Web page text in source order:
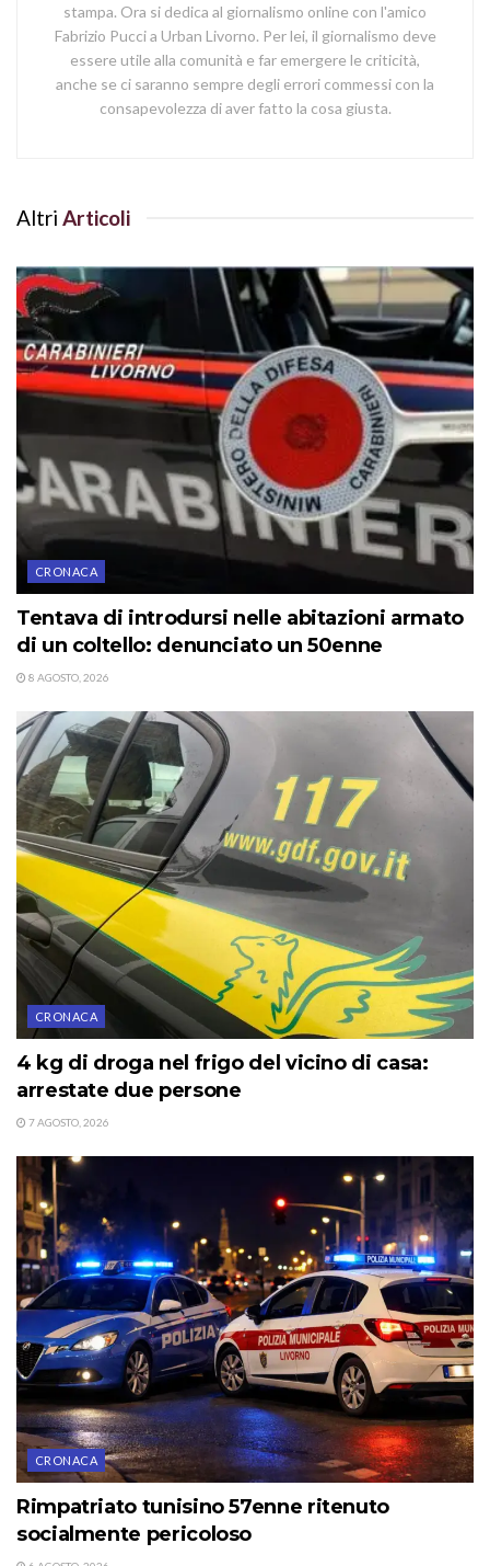
stampa. Ora si dedica al giornalismo online con l'amico
Fabrizio Pucci a Urban Livorno. Per lei, il giornalismo deve
essere utile alla comunità e far emergere le criticità,
anche se ci saranno sempre degli errori commessi con la
consapevolezza di aver fatto la cosa giusta.
Altri Articoli
CRONACA
Tentava di introdursi nelle abitazioni armato
di un coltello: denunciato un 50enne
8 AGOSTO, 2026
CRONACA
4 kg di droga nel frigo del vicino di casa:
arrestate due persone
7 AGOSTO, 2026
CRONACA
Rimpatriato tunisino 57enne ritenuto
socialmente pericoloso